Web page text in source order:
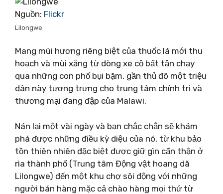
Nguồn: Flickr
Lilongwe
Mang mùi hương riêng biệt của thuốc lá mới thu
hoạch và mùi xăng từ dòng xe cộ bất tận chạy
qua những con phố bụi bặm, gần thủ đô một triệu
dân này tượng trưng cho trung tâm chính trị và
thương mại đang đập của Malawi.
Nán lại một vài ngày và bạn chắc chắn sẽ khám
phá được những điều kỳ diệu của nó, từ khu bảo
tồn thiên nhiên đặc biệt được giữ gìn cẩn thận ở
rìa thành phố (Trung tâm Động vật hoang dã
Lilongwe) đến một khu chợ sôi động với những
người bán hàng mặc cả chào hàng mọi thứ từ